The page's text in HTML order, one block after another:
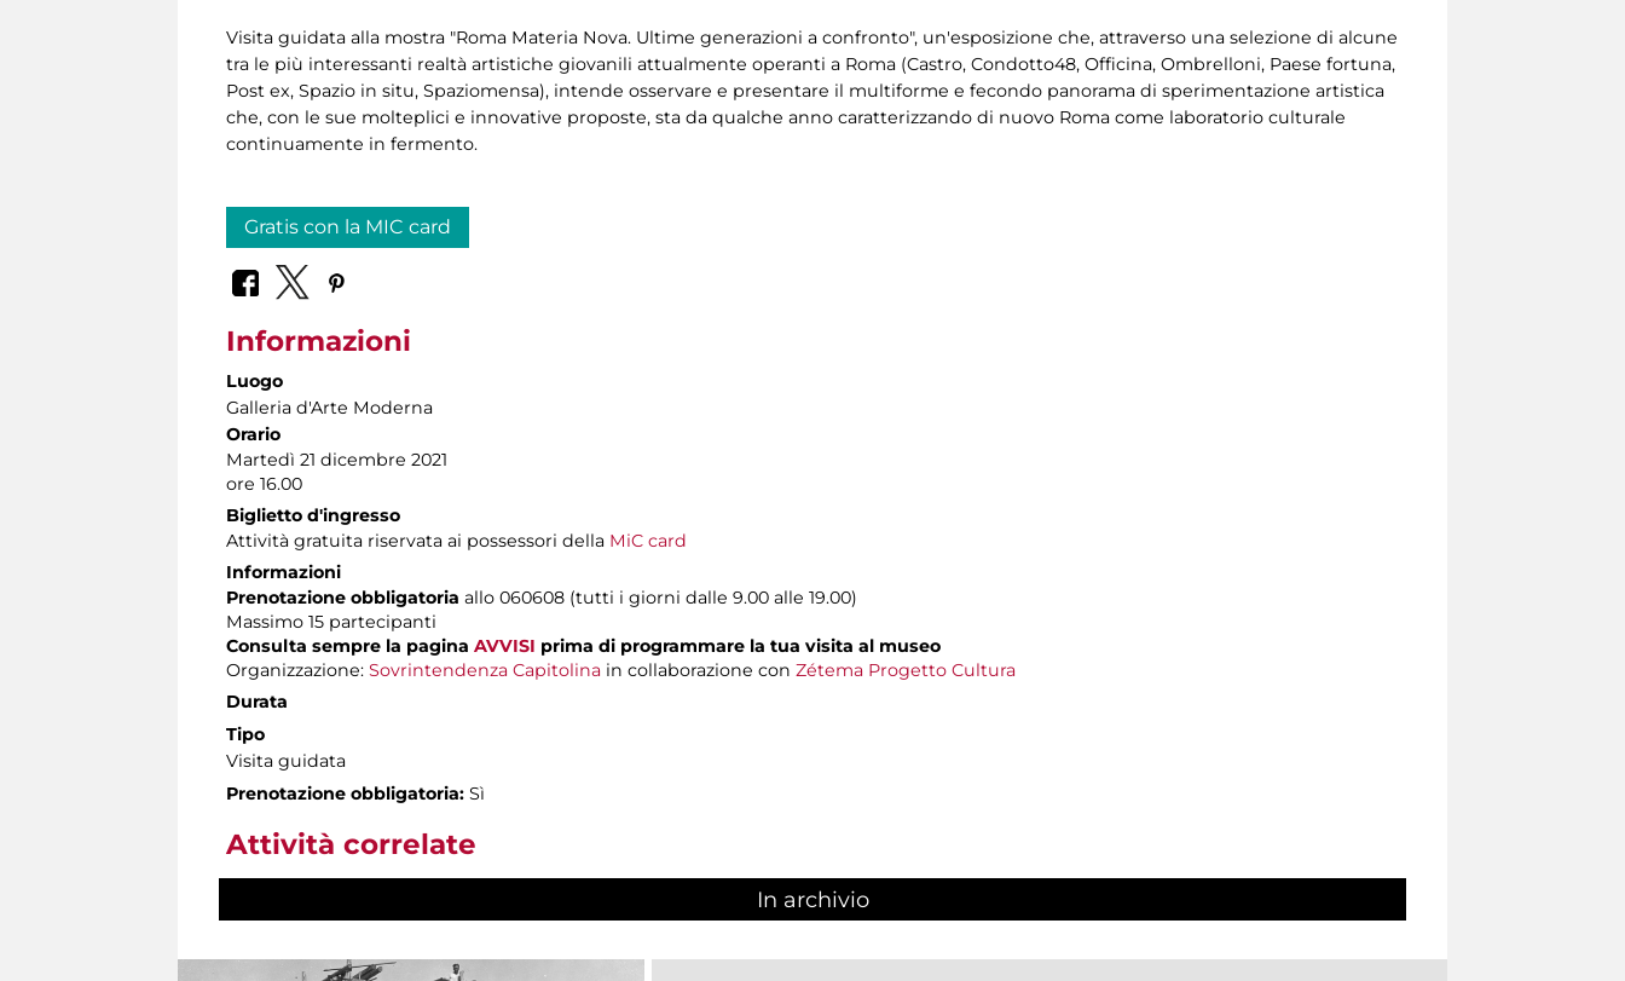
Visita guidata alla mostra "Roma Materia Nova. Ultime generazioni a confronto", un'esposizione che, attraverso una selezione di alcune
tra le più interessanti realtà artistiche giovanili attualmente operanti a Roma (Castro, Condotto48, Officina, Ombrelloni, Paese fortuna,
Post ex, Spazio in situ, Spaziomensa), intende osservare e presentare il multiforme e fecondo panorama di sperimentazione artistica
che, con le sue molteplici e innovative proposte, sta da qualche anno caratterizzando di nuovo Roma come laboratorio culturale
continuamente in fermento.
Gratis con la MIC card
Informazioni
Luogo
Galleria d'Arte Moderna
Orario
Martedì 21 dicembre 2021
ore 16.00
Biglietto d'ingresso
Attività gratuita riservata ai possessori della MiC card
Informazioni
Prenotazione obbligatoria allo 060608 (tutti i giorni dalle 9.00 alle 19.00)
Massimo 15 partecipanti
Consulta sempre la pagina AVVISI prima di programmare la tua visita al museo
Organizzazione: Sovrintendenza Capitolina in collaborazione con Zétema Progetto Cultura
Durata
Tipo
Visita guidata
Prenotazione obbligatoria: Sì
Attività correlate
In archivio